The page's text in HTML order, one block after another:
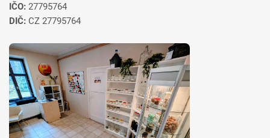
IČO: 27795764
DIČ: CZ 27795764